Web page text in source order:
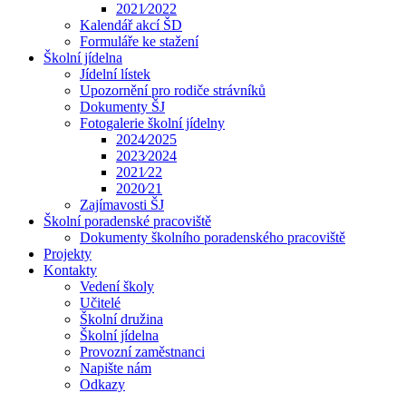
2021⁄2022
Kalendář akcí ŠD
Formuláře ke stažení
Školní jídelna
Jídelní lístek
Upozornění pro rodiče strávníků
Dokumenty ŠJ
Fotogalerie školní jídelny
2024⁄2025
2023⁄2024
2021⁄22
2020⁄21
Zajímavosti ŠJ
Školní poradenské pracoviště
Dokumenty školního poradenského pracoviště
Projekty
Kontakty
Vedení školy
Učitelé
Školní družina
Školní jídelna
Provozní zaměstnanci
Napište nám
Odkazy